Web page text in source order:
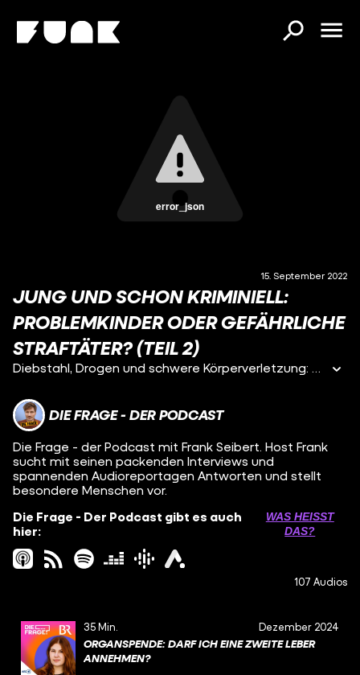
error_json
15. September 2022
JUNG UND SCHON KRIMINIELL:
PROBLEMKINDER ODER GEFÄHRLICHE
STRAFTÄTER? (TEIL 2)
Diebstahl, Drogen und schwere Körperverletzung: Samuel hat in seinem Leben schon richtig viel Scheiße gebaut, obwohl er erst 17 Jahre alt ist. Er saß auch schon mal im Gefängnis – 21 Tage lang. Statt weiter hinter Gitter zu bleiben, hat Samuel die Wahl bekommen und sich entschieden, ins Trainingscamp Diemelstadt zu gehen. Boxen, Disziplin und klare Regeln soll ihm helfen sich zu verändern und in Zukunft straffrei zu bleiben. Aber kann das wirklich klappen oder kommt die Hilfe für Samuel schon zu spät? Hier geht‘s zur ersten Folge im Boxcamp: https://open.spotify.com/episode/6xPcLhxOy6jDpZfyPESqFo Hier findet ihr die Folge vom Psychologie-Podcast „Die Lösung“ zu toxischen Beziehungen: https://open.spotify.com/episode/2zSuxCnSk1UsUeVl0yNkLv
DIE FRAGE - DER PODCAST
Die Frage - der Podcast mit Frank Seibert. Host Frank
sucht mit seinen packenden Interviews und
spannenden Audioreportagen Antworten und stellt
besondere Menschen vor.
Die Frage - Der Podcast gibt es auch
hier:
WAS HEISST D
AS?
107 Audios
35 Min. Dezember 2024
ORGANSPENDE: DARF ICH EINE ZWEITE LEBER
ANNEHMEN?